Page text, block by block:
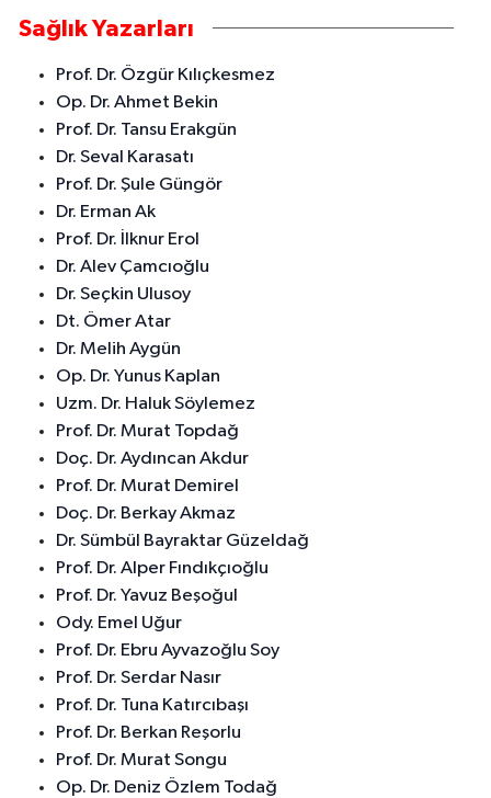
Sağlık Yazarları
Prof. Dr. Özgür Kılıçkesmez
Op. Dr. Ahmet Bekin
Prof. Dr. Tansu Erakgün
Dr. Seval Karasatı
Prof. Dr. Şule Güngör
Dr. Erman Ak
Prof. Dr. İlknur Erol
Dr. Alev Çamcıoğlu
Dr. Seçkin Ulusoy
Dt. Ömer Atar
Dr. Melih Aygün
Op. Dr. Yunus Kaplan
Uzm. Dr. Haluk Söylemez
Prof. Dr. Murat Topdağ
Doç. Dr. Aydıncan Akdur
Prof. Dr. Murat Demirel
Doç. Dr. Berkay Akmaz
Dr. Sümbül Bayraktar Güzeldağ
Prof. Dr. Alper Fındıkçıoğlu
Prof. Dr. Yavuz Beşoğul
Ody. Emel Uğur
Prof. Dr. Ebru Ayvazoğlu Soy
Prof. Dr. Serdar Nasır
Prof. Dr. Tuna Katırcıbaşı
Prof. Dr. Berkan Reşorlu
Prof. Dr. Murat Songu
Op. Dr. Deniz Özlem Todağ